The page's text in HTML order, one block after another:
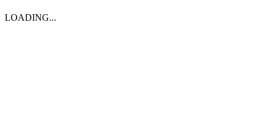
LOADING...